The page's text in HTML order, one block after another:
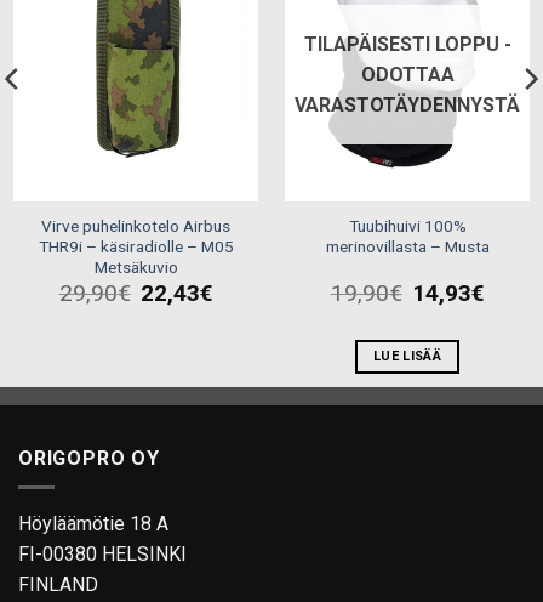
Virve puhelinkotelo Airbus
THR9i – käsiradiolle – M05
Metsäkuvio
29,90€ 22,43€
TILAPÄISESTI LOPPU -
ODOTTAA
VARASTOTÄYDENNYSTÄ
Tuubihuivi 100%
merinovillasta – Musta
19,90€ 14,93€
LUE LISÄÄ
ORIGOPRO OY
Höyläämötie 18 A
FI-00380 HELSINKI
FINLAND